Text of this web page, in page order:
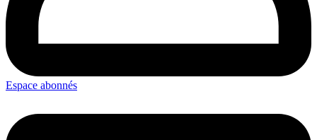
Espace abonnés